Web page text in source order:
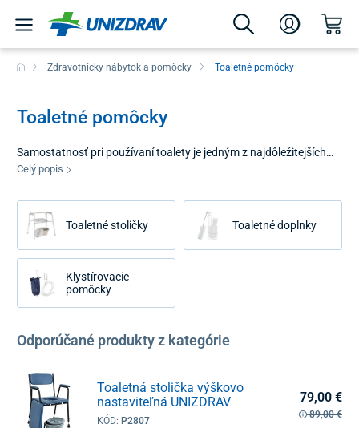
Zdravotnícky nábytok a pomôcky Toaletné pomôcky
Toaletné pomôcky
Samostatnosť pri používaní toalety je jedným z najdôležitejších
faktorov pre zachovanie dôstojnosti seniorov a osôb so zníženou
aby uľahčili sadanie, vstávanie a celkovú manipuláciu v priestore
WC a eliminovali riziko pádov či nadmernú fyzickú námahu.
Správne zvolené vybavenie premieňa bežnú toaletu na bezpečný
priestor, ktorý rešpektuje individuálne potreby používateľa.
Celý popis
Toaletné stoličky Toaletné doplnky
Klystírovacie
pomôcky
Odporúčané produkty z kategórie
Toaletná stolička výškovo
nastaviteľná UNIZDRAV
KÓD: P2807
79,00 €
89,00 €